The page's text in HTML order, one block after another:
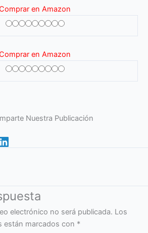
en Amazon
en Amazon
Nuestra Publicación
electrónico no será publicada. Los
están marcados con *